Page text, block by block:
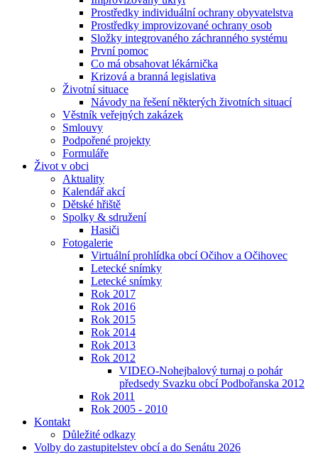
Prostředky individuální ochrany obyvatelstva
Prostředky improvizované ochrany osob
Složky integrovaného záchranného systému
První pomoc
Co má obsahovat lékárnička
Krizová a branná legislativa
Životní situace
Návody na řešení některých životních situací
Věstník veřejných zakázek
Smlouvy
Podpořené projekty
Formuláře
Život v obci
Aktuality
Kalendář akcí
Dětské hřiště
Spolky & sdružení
Hasiči
Fotogalerie
Virtuální prohlídka obcí Očihov a Očihovec
Letecké snímky
Letecké snímky
Rok 2017
Rok 2016
Rok 2015
Rok 2014
Rok 2013
Rok 2012
VIDEO-Nohejbalový turnaj o pohár
předsedy Svazku obcí Podbořanska 2012
Rok 2011
Rok 2005 - 2010
Kontakt
Důležité odkazy
Volby do zastupitelstev obcí a do Senátu 2026